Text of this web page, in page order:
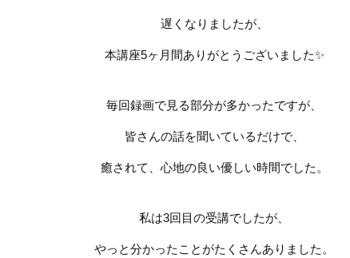
遅くなりましたが、
本講座5ヶ月間ありがとうございました✨
毎回録画で見る部分が多かったですが、
皆さんの話を聞いているだけで、
癒されて、心地の良い優しい時間でした。
私は3回目の受講でしたが、
やっと分かったことがたくさんありました。